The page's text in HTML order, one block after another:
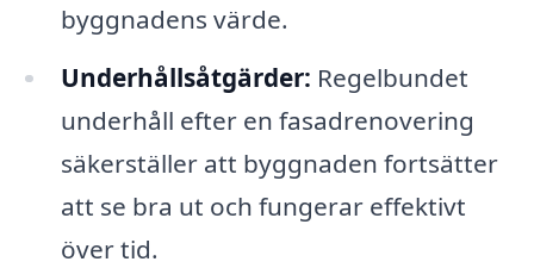
byggnadens värde.
Underhållsåtgärder: Regelbundet
underhåll efter en fasadrenovering
säkerställer att byggnaden fortsätter
att se bra ut och fungerar effektivt
över tid.